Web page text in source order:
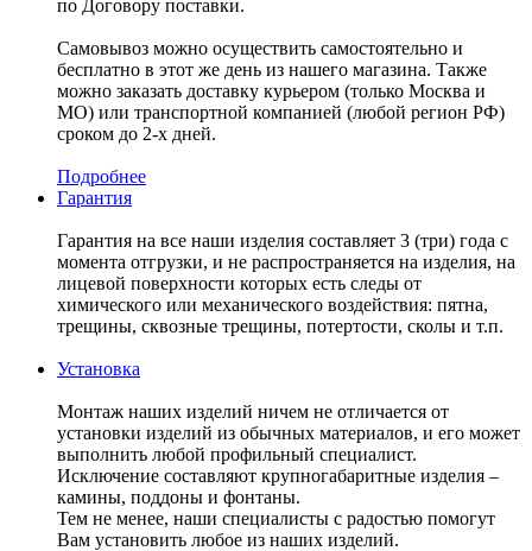
по Договору поставки.
Самовывоз можно осуществить самостоятельно и
бесплатно в этот же день из нашего магазина. Также
можно заказать доставку курьером (только Москва и
МО) или транспортной компанией (любой регион РФ)
сроком до 2-х дней.
Подробнее
Гарантия
Гарантия на все наши изделия составляет 3 (три) года с
момента отгрузки, и не распространяется на изделия, на
лицевой поверхности которых есть следы от
химического или механического воздействия: пятна,
трещины, сквозные трещины, потертости, сколы и т.п.
Установка
Монтаж наших изделий ничем не отличается от
установки изделий из обычных материалов, и его может
выполнить любой профильный специалист.
Исключение составляют крупногабаритные изделия –
камины, поддоны и фонтаны.
Тем не менее, наши специалисты с радостью помогут
Вам установить любое из наших изделий.